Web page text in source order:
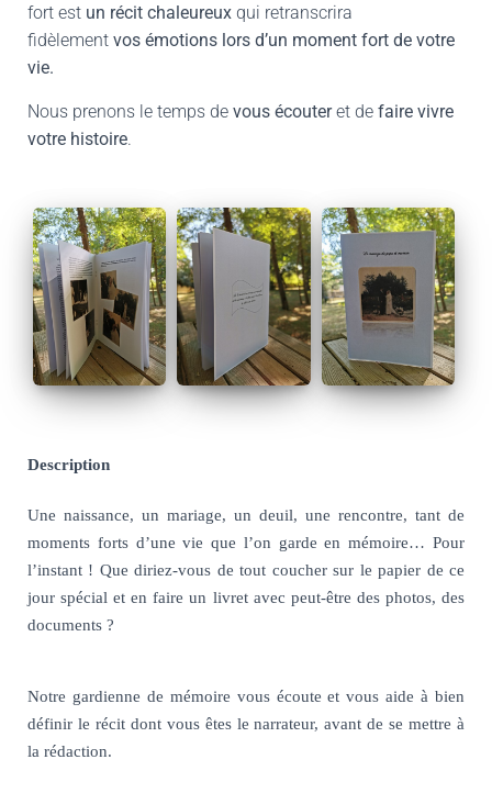
fort est un récit chaleureux qui retranscrira
fidèlement vos émotions lors d’un moment fort de votre
vie.
Nous prenons le temps de vous écouter et de faire vivre
votre histoire.
Description
Une naissance, un mariage, un deuil, une rencontre, tant de
moments forts d’une vie que l’on garde en mémoire… Pour
l’instant ! Que diriez-vous de tout coucher sur le papier de ce
jour spécial eten faire un livretavec peut-être des photos, des
documents ?
Notre gardienne de mémoire vous écoute et vous aide à bien
définir le récit dont vous êtes le narrateur, avant de se mettre à
la rédaction.